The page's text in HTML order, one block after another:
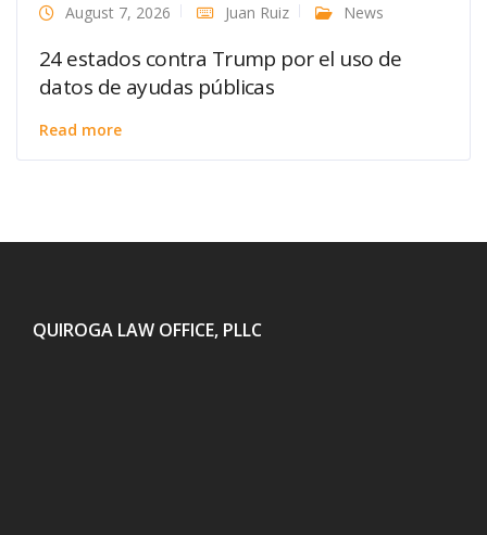
August 7, 2026 Juan Ruiz News
24 estados contra Trump por el uso de
datos de ayudas públicas
Read more
QUIROGA LAW OFFICE, PLLC